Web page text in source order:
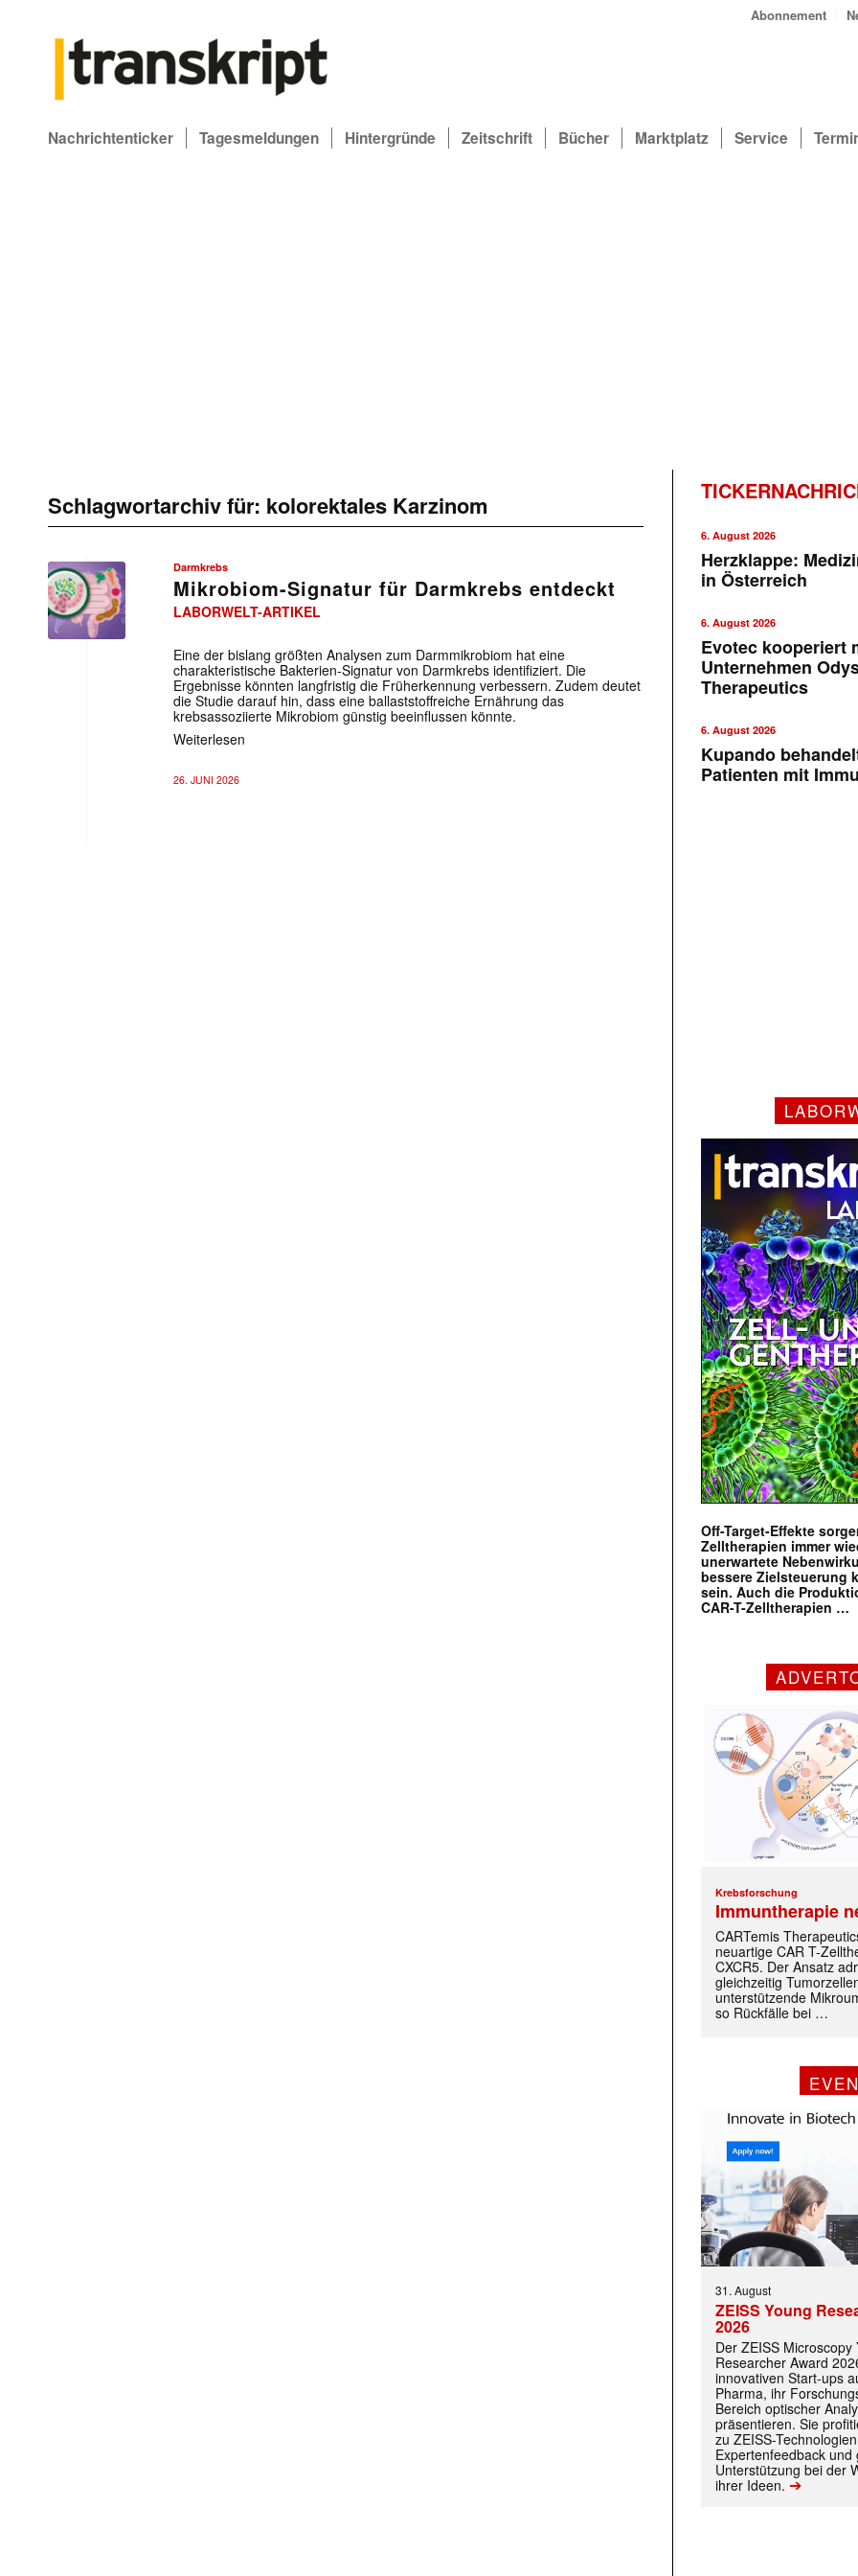
Abonnement
Nachrichtenticker Tagesmeldungen Hintergründe Zeitschrift Bücher Marktplatz Service
Schlagwortarchiv für: kolorektales Karzinom
Darmkrebs
Mikrobiom-Signatur für Darmkrebs entdeckt
LABORWELT-ARTIKEL
Eine der bislang größten Analysen zum Darmmikrobiom hat eine
charakteristische Bakterien-Signatur von Darmkrebs identifiziert. Die
Ergebnisse könnten langfristig die Früherkennung verbessern. Zudem deutet
die Studie darauf hin, dass eine ballaststoffreiche Ernährung das
krebsassoziierte Mikrobiom günstig beeinflussen könnte.
Weiterlesen
26. JUNI 2026
6. August 2026
Herzklappe:
in Österreich
6. August 2026
Evotec kooperiert
Unternehmen
Therapeutics
6. August 2026
Kupando
Patienten mit
Off-Target-Effekte
Zelltherapien immer
unerwartete
bessere Zielsteuerung
sein. Auch die
CAR-T-Zelltherapien …
Krebsforschung
Immuntherapie
CARTemis
neuartige CAR T-
CXCR5. Der Ansatz
gleichzeitig
unterstützende
so Rückfälle bei …
31. August
ZEISS Young
2026
Der ZEISS Microscopy
Researcher Award
innovativen Start-ups
Pharma, ihr
Bereich optischer
präsentieren. Sie
zu ZEISS-
Expertenfeedback und
Unterstützung bei der
ihrer Ideen. ➔